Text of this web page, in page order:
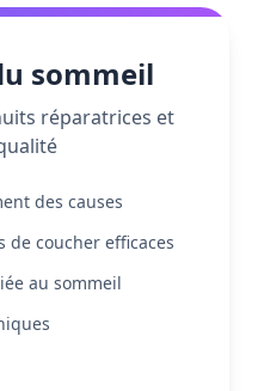
sommeil
réparatrices et
des causes
de coucher efficaces
au sommeil